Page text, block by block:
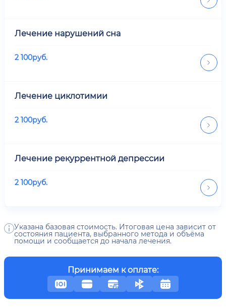
Лечение нарушений сна
2 100руб.
Лечение циклотимии
2 100руб.
Лечение рекуррентной депрессии
2 100руб.
Указана базовая стоимость. Итоговая цена зависит от
состояния пациента, выбранного метода и объёма
помощи и сообщается до начала лечения.
Принимаем к оплате: